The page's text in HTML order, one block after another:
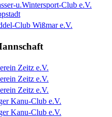
u.Wintersport-Club e.V.
Club Wißmar e.V.
Zeitz e.V.
Zeitz e.V.
Zeitz e.V.
Kanu-Club e.V.
Kanu-Club e.V.